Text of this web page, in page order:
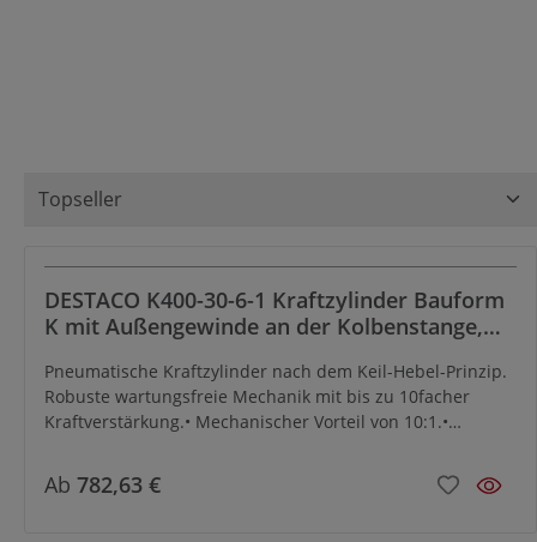
verfügbar.
DESTACO K400-30-6-1 Kraftzylinder Bauform
K mit Außengewinde an der Kolbenstange,
Pneumatische Kraftzylinder nach dem Keil-Hebel-Prinzip.
Robuste wartungsfreie Mechanik mit bis zu 10facher
Kraftverstärkung.• Mechanischer Vorteil von 10:1.•
zum Zurücklegen einer bestimmten Entfernung und der
Krafthub mit einer verstärkten Kraft auf kurze Distanz.•
Ab 782,63 €